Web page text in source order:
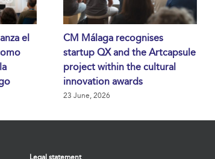
el
CM Málaga recognises
startup QX and the Artcapsule
project within the cultural
innovation awards
23 June, 2026